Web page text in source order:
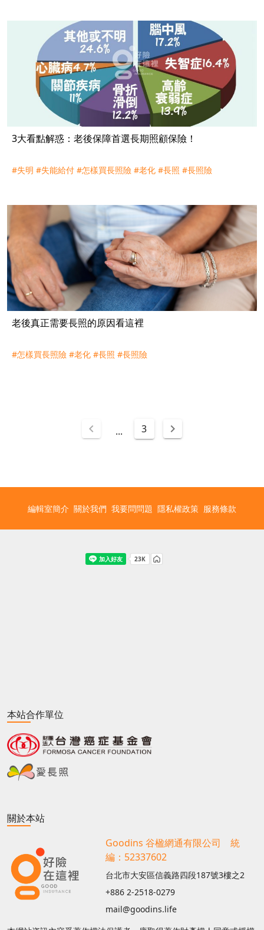
3大看點解惑：老後保障首選長期照顧保險！
#失明 #失能給付 #怎樣買長照險 #老化 #長照 #長照險
老後真正需要長照的原因看這裡
#怎樣買長照險 #老化 #長照 #長照險
... 3
編輯室簡介 關於我們 我要問問題 隱私權政策 服務條款
本站合作單位
關於本站
Goodins 谷楹網通有限公司 統
編：52337602
台北市大安區信義路四段187號3樓之2
+886 2-2518-0279
mail@goodins.life